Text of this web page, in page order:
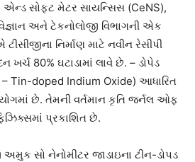
એન્ડ સોફ્ટ મેટર સાયન્સિસ (CeNS),
અને ટેકનોલોજી વિભાગની એક
ટીસીજીના નિર્માણ માટે નવીન રેસીપી
ખર્ચ 80% ઘટાડામાં લાવે છે. – ડોપેડ
Tin-doped Indium Oxide) આધારિત
છે. તેમની વર્તમાન કૃતિ જર્નલ ઓફ
પ્રકાશિત છે.
અમુક સો નેનોમીટર જાડાઇના ટીન-ડોપડ